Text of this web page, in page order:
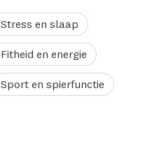
Stress en slaap
Fitheid en energie
Sport en spierfunctie